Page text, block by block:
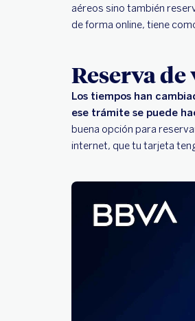
aéreos sino también
de forma online, tiene
Reserva
Los tiempos han
ese trámite se puede
buena opción para
internet, que tu tarjeta